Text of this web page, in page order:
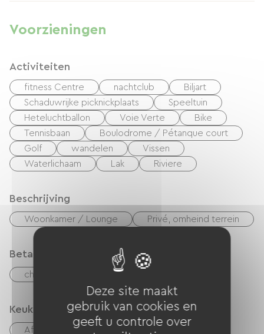
Voorzieningen
Activiteiten
fitness Centre nachtclub
Biljart
Schaduwrijke picknickplaats
Speeltuin
Heteluchtballon
Voie Verte
Bike
Tennisbaan
Boulodrome / Pétanque court
Golf
wandelen
Vissen
Waterlichaam
Lak Riviere
Beschrijving
Woonkamer / Lounge Privé, omheind terrein
Betaalmethoden
checks
Keuken
Afwasmachine Koelkast
Deze site maakt
gebruik van cookies en
geeft u controle over